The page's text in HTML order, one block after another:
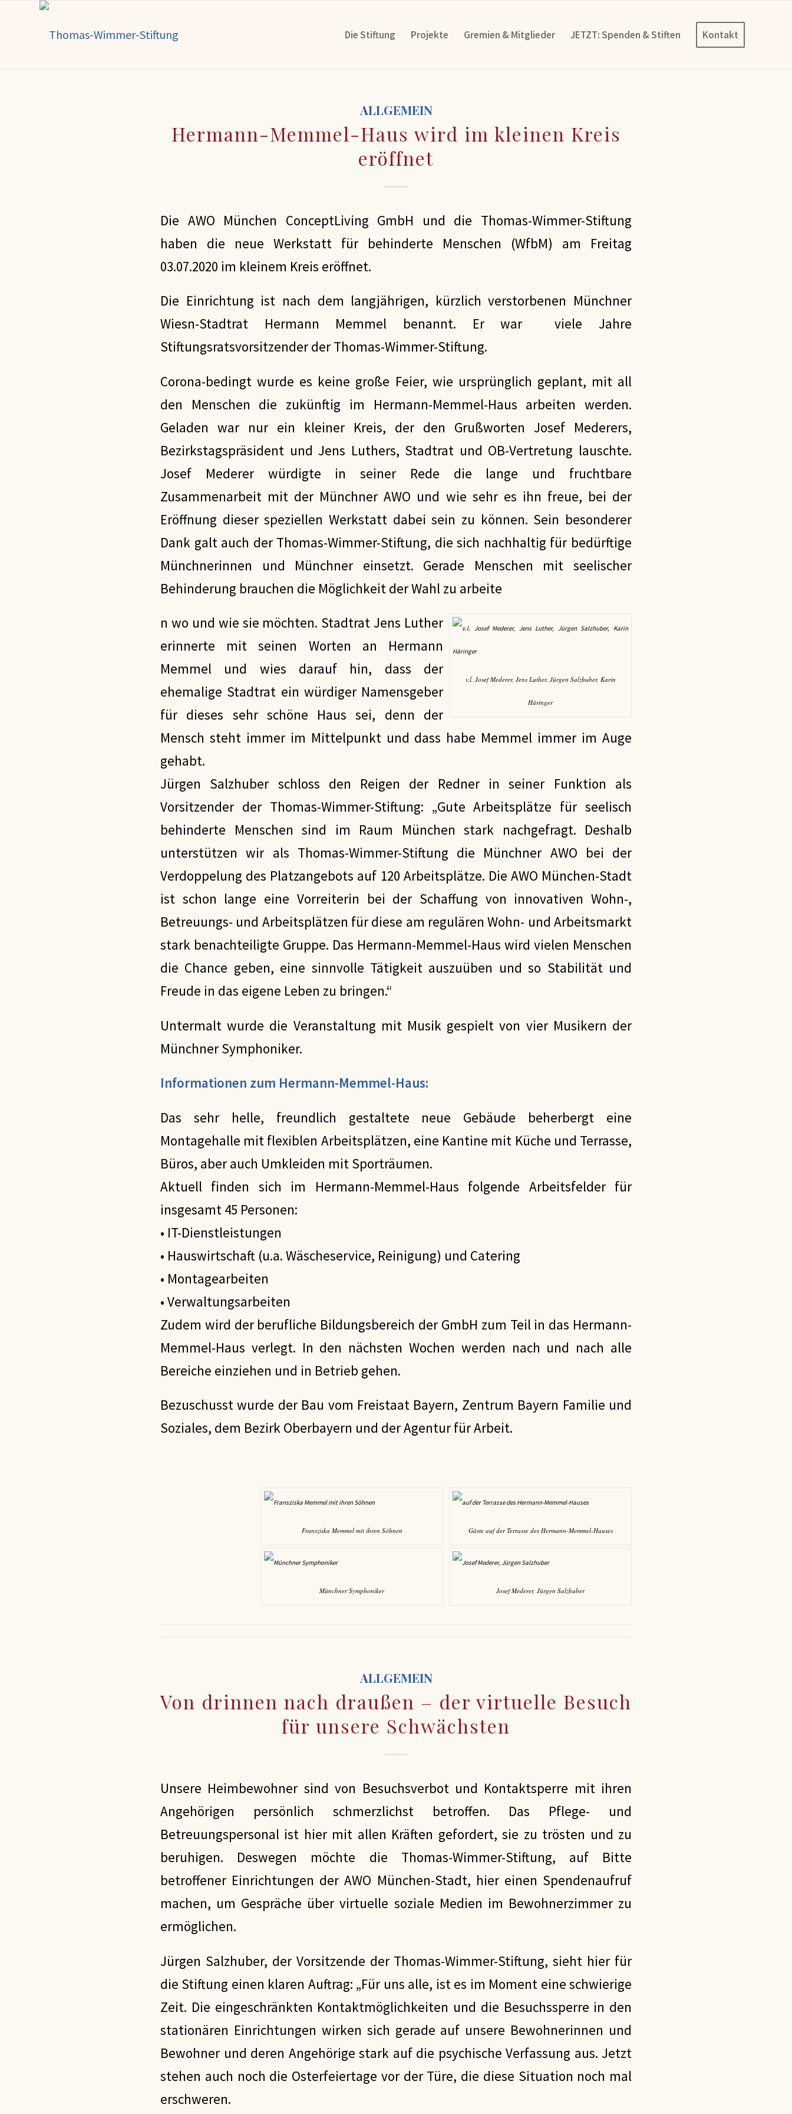
Die Stiftung Projekte Gremien & Mitglieder JETZT: Spenden & Stiften Kontakt
ALLGEMEIN
Hermann-Memmel-Haus wird im kleinen Kreis
eröffnet
Die AWO München ConceptLiving GmbH und die Thomas-Wimmer-Stiftung
haben die neue Werkstatt für behinderte Menschen (WfbM) am Freitag
03.07.2020 im kleinem Kreis eröffnet.
Die Einrichtung ist nach dem langjährigen, kürzlich verstorbenen Münchner
Wiesn-Stadtrat Hermann Memmel benannt. Er war viele Jahre
Stiftungsratsvorsitzender der Thomas-Wimmer-Stiftung.
Corona-bedingt wurde es keine große Feier, wie ursprünglich geplant, mit all
den Menschen die zukünftig im Hermann-Memmel-Haus arbeiten werden.
Geladen war nur ein kleiner Kreis, der den Grußworten Josef Mederers,
Bezirkstagspräsident und Jens Luthers, Stadtrat und OB-Vertretung lauschte.
Josef Mederer würdigte in seiner Rede die lange und fruchtbare
Zusammenarbeit mit der Münchner AWO und wie sehr es ihn freue, bei der
Eröffnung dieser speziellen Werkstatt dabei sein zu können. Sein besonderer
Dank galt auch der Thomas-Wimmer-Stiftung, die sich nachhaltig für bedürftige
Münchnerinnen und Münchner einsetzt. Gerade Menschen mit seelischer
Behinderung brauchen die Möglichkeit der Wahl zu arbeite
v.l. Josef Mederer, Jens Luther, Jürgen Salzhuber, Karin
Häringer
n wo und wie sie möchten. Stadtrat Jens Luther
erinnerte mit seinen Worten an Hermann
Memmel und wies darauf hin, dass der
ehemalige Stadtrat ein würdiger Namensgeber
für dieses sehr schöne Haus sei, denn der
Mensch steht immer im Mittelpunkt und dass habe Memmel immer im Auge
gehabt.
Jürgen Salzhuber schloss den Reigen der Redner in seiner Funktion als
Vorsitzender der Thomas-Wimmer-Stiftung: „Gute Arbeitsplätze für seelisch
behinderte Menschen sind im Raum München stark nachgefragt. Deshalb
unterstützen wir als Thomas-Wimmer-Stiftung die Münchner AWO bei der
Verdoppelung des Platzangebots auf 120 Arbeitsplätze. Die AWO München-Stadt
ist schon lange eine Vorreiterin bei der Schaffung von innovativen Wohn-,
Betreuungs- und Arbeitsplätzen für diese am regulären Wohn- und Arbeitsmarkt
stark benachteiligte Gruppe. Das Hermann-Memmel-Haus wird vielen Menschen
die Chance geben, eine sinnvolle Tätigkeit auszuüben und so Stabilität und
Freude in das eigene Leben zu bringen.“
Untermalt wurde die Veranstaltung mit Musik gespielt von vier Musikern der
Münchner Symphoniker.
Informationen zum Hermann-Memmel-Haus:
Das sehr helle, freundlich gestaltete neue Gebäude beherbergt eine
Montagehalle mit flexiblen Arbeitsplätzen, eine Kantine mit Küche und Terrasse,
Büros, aber auch Umkleiden mit Sporträumen.
Aktuell finden sich im Hermann-Memmel-Haus folgende Arbeitsfelder für
insgesamt 45 Personen:
• IT-Dienstleistungen
• Hauswirtschaft (u.a. Wäscheservice, Reinigung) und Catering
• Montagearbeiten
• Verwaltungsarbeiten
Zudem wird der berufliche Bildungsbereich der GmbH zum Teil in das Hermann-
Memmel-Haus verlegt. In den nächsten Wochen werden nach und nach alle
Bereiche einziehen und in Betrieb gehen.
Bezuschusst wurde der Bau vom Freistaat Bayern, Zentrum Bayern Familie und
Soziales, dem Bezirk Oberbayern und der Agentur für Arbeit.
Gäste auf der Terrasse des Hermann-Memmel-Hauses
Fransziska Memmel mit ihren Söhnen
Josef Mederer, Jürgen Salzhuber
Münchner Symphoniker
ALLGEMEIN
Von drinnen nach draußen – der virtuelle Besuch
für unsere Schwächsten
Unsere Heimbewohner sind von Besuchsverbot und Kontaktsperre mit ihren
Angehörigen persönlich schmerzlichst betroffen. Das Pflege- und
Betreuungspersonal ist hier mit allen Kräften gefordert, sie zu trösten und zu
beruhigen. Deswegen möchte die Thomas-Wimmer-Stiftung, auf Bitte
betroffener Einrichtungen der AWO München-Stadt, hier einen Spendenaufruf
machen, um Gespräche über virtuelle soziale Medien im Bewohnerzimmer zu
ermöglichen.
Jürgen Salzhuber, der Vorsitzende der Thomas-Wimmer-Stiftung, sieht hier für
die Stiftung einen klaren Auftrag: „Für uns alle, ist es im Moment eine schwierige
Zeit. Die eingeschränkten Kontaktmöglichkeiten und die Besuchssperre in den
stationären Einrichtungen wirken sich gerade auf unsere Bewohnerinnen und
Bewohner und deren Angehörige stark auf die psychische Verfassung aus. Jetzt
stehen auch noch die Osterfeiertage vor der Türe, die diese Situation noch mal
erschweren.